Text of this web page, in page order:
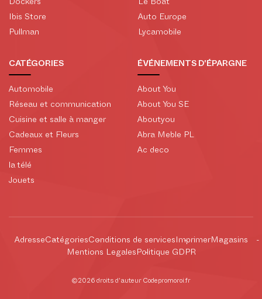
Dockers
Ibis Store
Pullman
Le Boat
Auto Europe
Lycamobile
CATÉGORIES
Automobile
Réseau et communication
Cuisine et salle à manger
Cadeaux et Fleurs
Femmes
la télé
Jouets
ÉVÉNEMENTS D'ÉPARGNE
About You
About You SE
Aboutyou
Abra Meble PL
Ac deco
Adresse Catégories Conditions de services Imprimer Magasins
Mentions Legales Politique GDPR
©2026 droits d'auteur Codepromoroi.fr